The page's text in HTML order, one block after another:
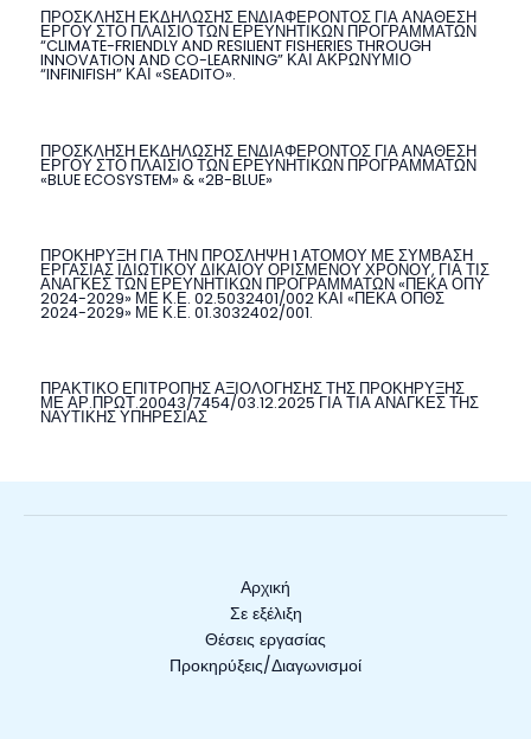
ΠΡΟΣΚΛΗΣΗ ΕΚΔΗΛΩΣΗΣ ΕΝΔΙΑΦΕΡΟΝΤΟΣ ΓΙΑ ΑΝΑΘΕΣΗ
ΕΡΓΟΥ ΣΤΟ ΠΛΑΙΣΙΟ ΤΩΝ ΕΡΕΥΝΗΤΙΚΩΝ ΠΡΟΓΡΑΜΜΑΤΩΝ
“CLIMATE-FRIENDLY AND RESILIENT FISHERIES THROUGH
INNOVATION AND CO-LEARNING” ΚΑΙ ΑΚΡΩΝΥΜΙΟ
“INFINIFISH” ΚΑΙ «SEADITO».
ΠΡΟΣΚΛΗΣΗ ΕΚΔΗΛΩΣΗΣ ΕΝΔΙΑΦΕΡΟΝΤΟΣ ΓΙΑ ΑΝΑΘΕΣΗ
ΕΡΓΟΥ ΣΤΟ ΠΛΑΙΣΙΟ ΤΩΝ ΕΡΕΥΝΗΤΙΚΩΝ ΠΡΟΓΡΑΜΜΑΤΩΝ
«BLUE ECOSYSTEM» & «2B-BLUE»
ΠΡΟΚΗΡΥΞΗ ΓΙΑ ΤΗΝ ΠΡΟΣΛΗΨΗ 1 ΑΤΟΜΟΥ ΜΕ ΣΥΜΒΑΣΗ
ΕΡΓΑΣΙΑΣ ΙΔΙΩΤΙΚΟΥ ΔΙΚΑΙΟΥ ΟΡΙΣΜΕΝΟΥ ΧΡΟΝΟΥ, ΓΙΑ ΤΙΣ
ΑΝΑΓΚΕΣ ΤΩΝ ΕΡΕΥΝΗΤΙΚΩΝ ΠΡΟΓΡΑΜΜΑΤΩΝ «ΠΕΚΑ ΟΠΥ
2024-2029» ΜΕ Κ.Ε. 02.5032401/002 ΚΑΙ «ΠΕΚΑ ΟΠΘΣ
2024-2029» ΜΕ Κ.Ε. 01.3032402/001.
ΠΡΑΚΤΙΚΟ ΕΠΙΤΡΟΠΗΣ ΑΞΙΟΛΟΓΗΣΗΣ ΤΗΣ ΠΡΟΚΗΡΥΞΗΣ
ΜΕ ΑΡ.ΠΡΩΤ.20043/7454/03.12.2025 ΓΙΑ ΤΙΑ ΑΝΑΓΚΕΣ ΤΗΣ
ΝΑΥΤΙΚΗΣ ΥΠΗΡΕΣΙΑΣ
Αρχική
Σε εξέλιξη
Θέσεις εργασίας
Προκηρύξεις/Διαγωνισμοί